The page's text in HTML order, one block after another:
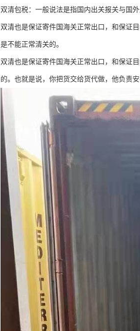
双清包税：一般说法是指国内出关报关与国
双清也是保证寄件国海关正常出口，和保证
是不能正常清关的。
双清也是保证寄件国海关正常出口，和保证
的。也就是说，你把货交给货代做，他负责